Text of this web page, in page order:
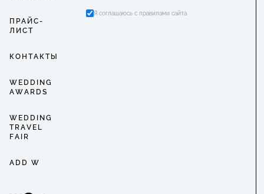
ПРАЙС-
ЛИСТ
КОНТАКТЫ
WEDDING
AWARDS
WEDDING
TRAVEL
FAIR
ADD W
Я соглашаюсь с правилами сайта